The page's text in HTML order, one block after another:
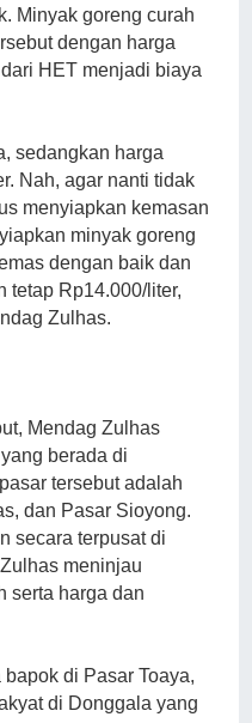
Minyak goreng curah
dengan harga
HET menjadi biaya
sedangkan harga
Nah, agar nanti tidak
menyiapkan kemasan
minyak goreng
dengan baik dan
tetap Rp14.000/liter,
Zulhas.
Mendag Zulhas
berada di
tersebut adalah
dan Pasar Sioyong.
secara terpusat di
meninjau
serta harga dan
di Pasar Toaya,
di Donggala yang